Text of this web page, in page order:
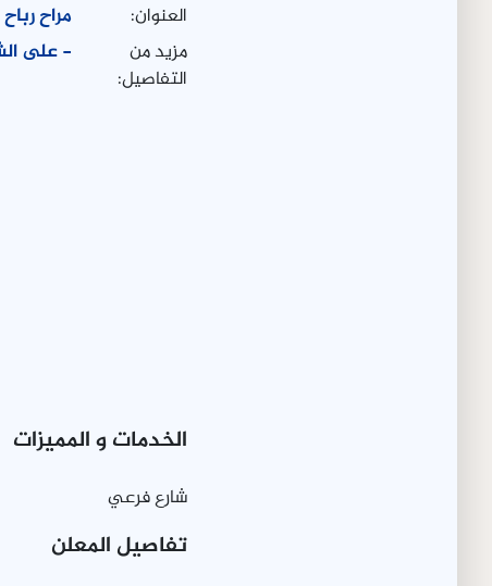
العنوان:
مراح
مزيد من
التفاصيل:
- على
الخدمات و المميزات
شارع فرعي
تفاصيل المعلن